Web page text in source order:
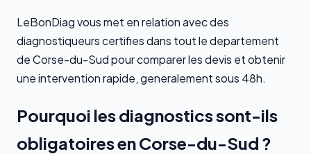
LeBonDiag vous met en relation avec des
diagnostiqueurs certifies dans tout le departement
de Corse-du-Sud pour comparer les devis et obtenir
une intervention rapide, generalement sous 48h.
Pourquoi les diagnostics sont-ils
obligatoires en Corse-du-Sud ?